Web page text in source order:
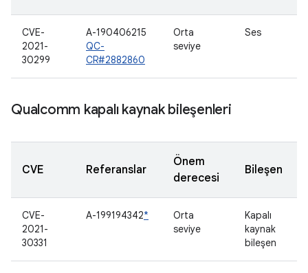
CVE-
2021-
30299
A-190406215
QC-
CR#2882860
Orta
seviye
Ses
Qualcomm kapalı kaynak bileşenleri
CVE Referanslar
Önem
derecesi
Bileşen
CVE-
2021-
30331
A-199194342*
Orta
seviye
Kapalı
kaynak
bileşen